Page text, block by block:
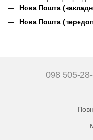
Нова Пошта
Нова Пошта
098 505-